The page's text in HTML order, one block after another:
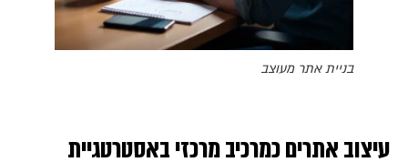
בניית אתר מעוצב
עיצוב אתרים כמרכיב מרכזי באסטרטגיית